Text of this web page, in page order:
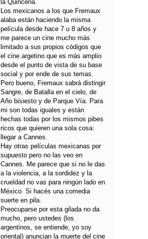
la Quincena.
Los mexicanos a los que Fremaux
alaba están haciendo la misma
película desde hace 7 u 8 años y
me parece un cine mucho más
limitado a sus propios códigos que
el cine argetino que es más amplio
desde el punto de vista de su base
social y por ende de sus temas.
Pero bueno, Fremaux sabrá distingir
Sangre, de Batalla en el cielo, de
Año bisiesto y de Parque Vía. Para
mi son todas iguales y están
hechas todas por los mismos pibes
ricos que quieren una sola cosa:
llegar a Cannes.
Hay otras películas mexicanas por
supuesto pero no las veo en
Cannes. Me parece que si no le das
a la violencia, a la sordidez y la
crueldad no vas para ningún lado en
México. Si hacés una comedia
suerte en pila.
Preocuparse por esta gilada no da
mucho, pero ustedes (los
argentinos, se entiende, yo soy
oriental) anuncian la muerte del cine